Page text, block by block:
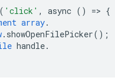
( 'click' , async () => {
array.
. showOpenFilePicker();
handle.